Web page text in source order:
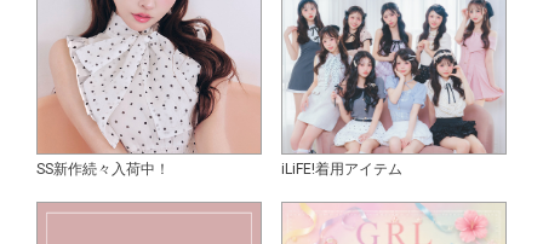
SS新作続々入荷中！ iLiFE!着用アイテム